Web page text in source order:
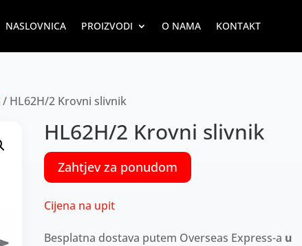
NASLOVNICA PROIZVODI O NAMA KONTAKT
/ HL62H/2 Krovni slivnik
HL62H/2 Krovni slivnik
Zahtjev za ponudom
Cijena na upit
Besplatna dostava putem Overseas Express-a u